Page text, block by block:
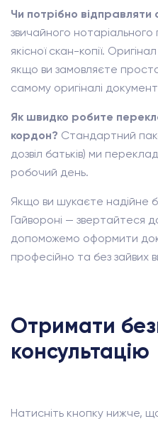
Чи потрібно відправляти
звичайного
якісної скан-копії.
якщо ви замовляєте
самому оригіналі
Як швидко робите
кордон? Стандартний
дозвіл батьків) ми
робочий день.
Якщо ви шукаєте надійне
Гайвороні — звертайтеся
допоможемо оформити
професійно та без зайвих
Отримати
консультацію
Натисніть кнопку нижче,